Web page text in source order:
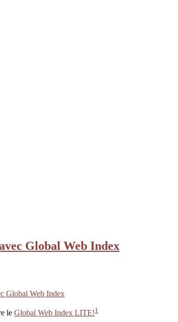
Global Web Index
Global Web Index
le Global Web Index LITE!1